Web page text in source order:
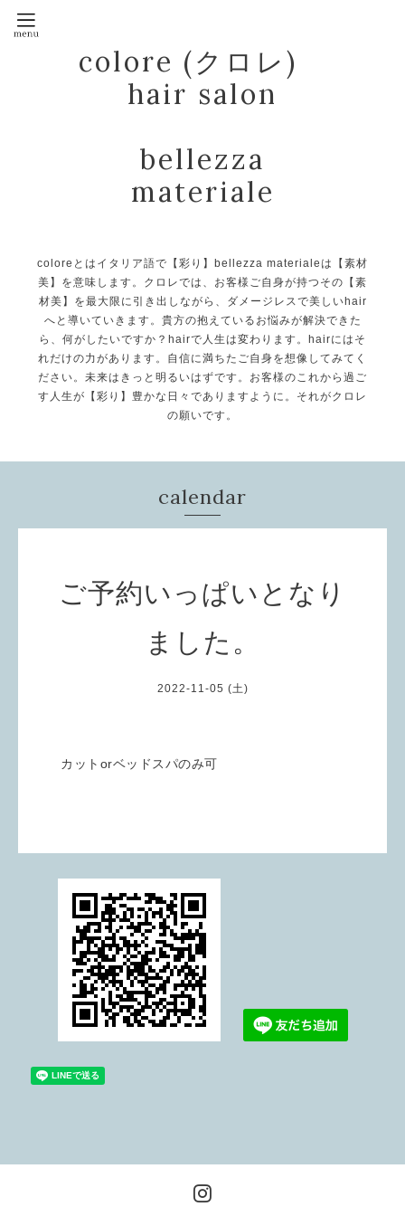
colore (クロレ)
hair salon
bellezza
materiale
coloreとはイタリア語で【彩り】bellezza materialeは【素材
美】を意味します。クロレでは、お客様ご自身が持つその【素
材美】を最大限に引き出しながら、ダメージレスで美しいhair
へと導いていきます。貴方の抱えているお悩みが解決できた
ら、何がしたいですか？hairで人生は変わります。hairにはそ
れだけの力があります。自信に満ちたご自身を想像してみてく
ださい。未来はきっと明るいはずです。お客様のこれから過ご
す人生が【彩り】豊かな日々でありますように。それがクロレ
の願いです。
calendar
ご予約いっぱいとなり
ました。
2022-11-05 (土)
カットorベッドスパのみ可